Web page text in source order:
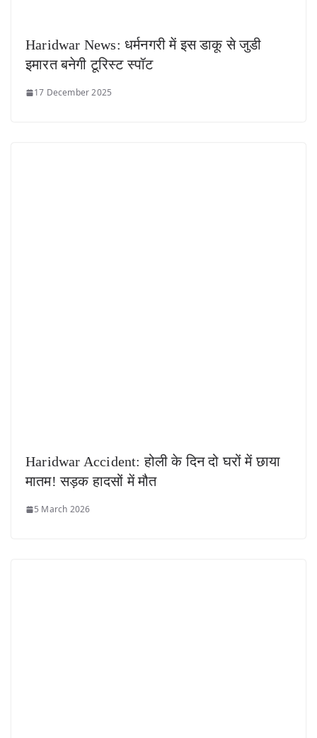
Haridwar News: धर्मनगरी में इस डाकू से जुडी
इमारत बनेगी टूरिस्ट स्पॉट
17 December 2025
Haridwar Accident: होली के दिन दो घरों में छाया
मातम! सड़क हादसों में मौत
5 March 2026